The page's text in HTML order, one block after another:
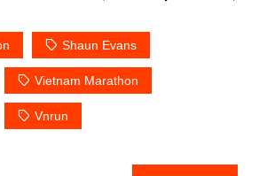
Shaun Evans
Vietnam Marathon
Vnrun